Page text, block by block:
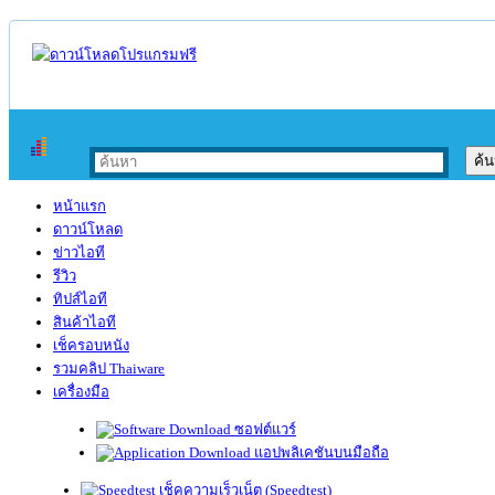
หน้าแรก
ดาวน์โหลด
ข่าวไอที
รีวิว
ทิปส์ไอที
สินค้าไอที
เช็ครอบหนัง
รวมคลิป Thaiware
เครื่องมือ
ซอฟต์แวร์
แอปพลิเคชันบนมือถือ
เช็คความเร็วเน็ต (Speedtest)